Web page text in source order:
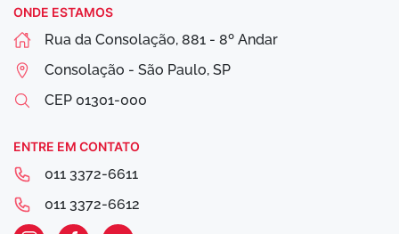
ONDE ESTAMOS
Rua da Consolação, 881 - 8º Andar
Consolação - São Paulo, SP
CEP 01301-000
ENTRE EM CONTATO
011 3372-6611
011 3372-6612